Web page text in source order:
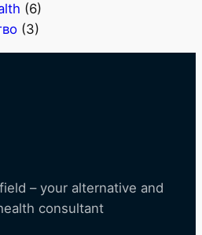
(6)
(3)
– your alternative and
consultant